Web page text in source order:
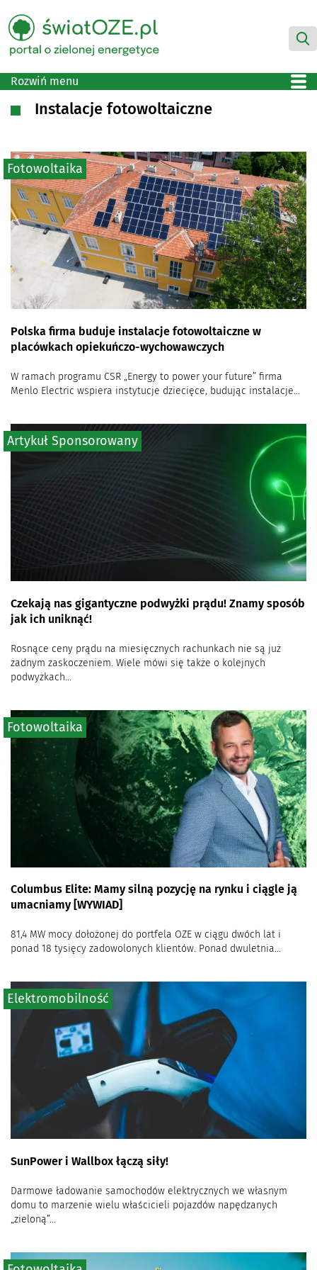
Rozwiń menu
Instalacje fotowoltaiczne
Polska firma buduje instalacje fotowoltaiczne w
placówkach opiekuńczo-wychowawczych
W ramach programu CSR „Energy to power your future” firma
Menlo Electric wspiera instytucje dziecięce, budując instalacje...
Fotowoltaika
Czekają nas gigantyczne podwyżki prądu! Znamy sposób
jak ich uniknąć!
Rosnące ceny prądu na miesięcznych rachunkach nie są już
żadnym zaskoczeniem. Wiele mówi się także o kolejnych
podwyżkach...
Artykuł Sponsorowany
Columbus Elite: Mamy silną pozycję na rynku i ciągle ją
umacniamy [WYWIAD]
81,4 MW mocy dołożonej do portfela OZE w ciągu dwóch lat i
ponad 18 tysięcy zadowolonych klientów. Ponad dwuletnia...
Fotowoltaika
SunPower i Wallbox łączą siły!
Darmowe ładowanie samochodów elektrycznych we własnym
domu to marzenie wielu właścicieli pojazdów napędzanych
„zieloną”...
Elektromobilność